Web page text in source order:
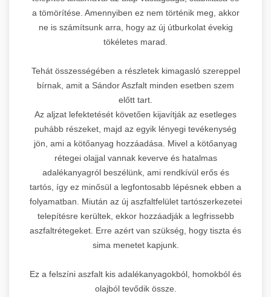
a tömörítése. Amennyiben ez nem történik meg, akkor
ne is számítsunk arra, hogy az új útburkolat évekig
tökéletes marad.
Tehát összességében a részletek kimagasló szereppel
bírnak, amit a Sándor Aszfalt minden esetben szem
előtt tart.
Az aljzat lefektetését követően kijavítják az esetleges
puhább részeket, majd az egyik lényegi tevékenység
jön, ami a kötőanyag hozzáadása. Mivel a kötőanyag
rétegei olajjal vannak keverve és hatalmas
adalékanyagról beszélünk, ami rendkívül erős és
tartós, így ez minősül a legfontosabb lépésnek ebben a
folyamatban. Miután az új aszfaltfelület tartószerkezetei
telepítésre kerültek, ekkor hozzáadják a legfrissebb
aszfaltrétegeket. Erre azért van szükség, hogy tiszta és
sima menetet kapjunk.
Ez a felszíni aszfalt kis adalékanyagokból, homokból és
olajból tevődik össze.